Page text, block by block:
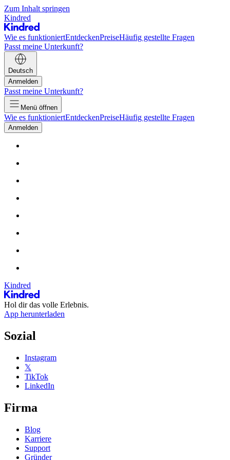
Zum Inhalt springen
Kindred
Wie es funktioniertEntdeckenPreiseHäufig gestellte Fragen
Passt meine Unterkunft?
Deutsch
Anmelden
Passt meine Unterkunft?
Menü öffnen
Wie es funktioniertEntdeckenPreiseHäufig gestellte Fragen
Anmelden
Kindred
Hol dir das volle Erlebnis.
App herunterladen
Sozial
Instagram
𝕏
TikTok
LinkedIn
Firma
Blog
Karriere
Support
Gründer